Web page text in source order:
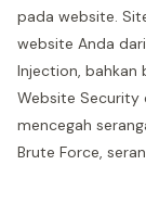
pada website.
website Anda
Injection, bahkan
Website Security
mencegah
Brute Force,